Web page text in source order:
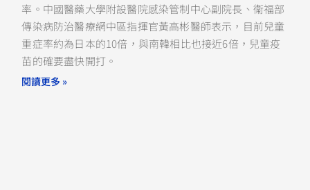
率。中國醫藥大學附設醫院感染管制中心副院長、衞福部
傳染病防治醫療網中區指揮官黃高彬醫師表示，目前兒童
重症率約為日本的10倍，與南韓相比也接近6倍，兒童疫
苗的確要盡快開打。
閱讀更多 »